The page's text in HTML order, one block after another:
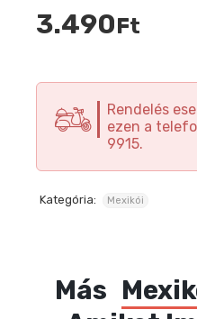
3.490Ft
Rendelés
ezen a
9915.
Kategória: Mexikói
Más